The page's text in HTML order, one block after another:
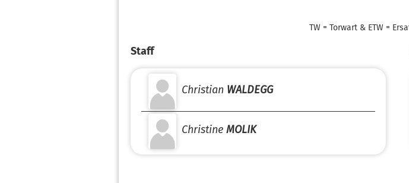
TW = Torwart & ETW =
Staff
Christian WALDEGG
Christine MOLIK